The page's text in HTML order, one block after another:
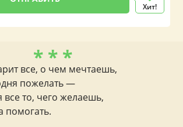
Хит!
* * *
все, о чем мечтаешь,
пожелать —
все то, чего желаешь,
помогать.